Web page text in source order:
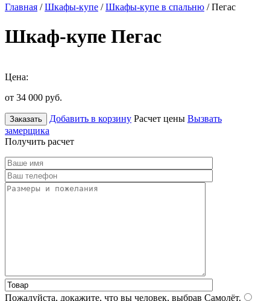
Главная /Шкафы-купе /Шкафы-купе в спальню / Пегас
Шкаф-купе Пегас
Цена:
от 34 000 руб.
Заказать Добавить в корзину Расчет цены Вызвать
замерщика
Получить расчет
Пожалуйста, докажите, что вы человек, выбрав Самолёт.